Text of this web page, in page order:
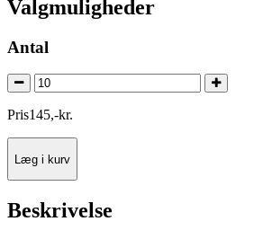
Valgmuligheder
Antal
Pris145,-kr.
Læg i kurv
Beskrivelse